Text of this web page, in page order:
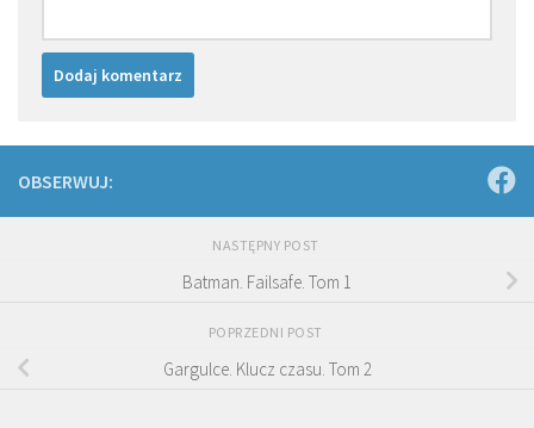
OBSERWUJ:
NASTĘPNY POST
Batman. Failsafe. Tom 1
POPRZEDNI POST
Gargulce. Klucz czasu. Tom 2